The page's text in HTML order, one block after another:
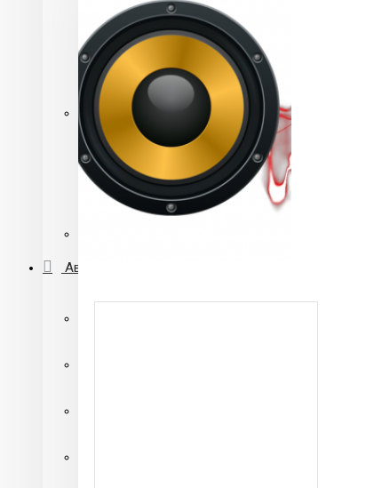
DVD автомагнитолы
Автомагнитолы с выдвижным экраном
Автомагнитолы 2 DIN
Автомагнитолы 2 din CD\MP3
Автомагнитолы 2 din с DVD приводом
Автосигнализации